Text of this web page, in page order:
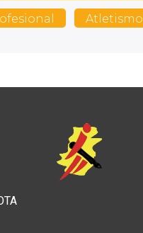
Atletismo